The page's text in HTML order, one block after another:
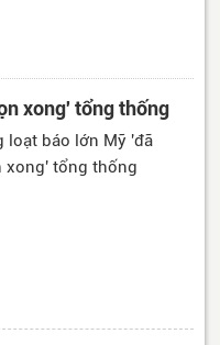
xong' tổng thống
loạt báo lớn Mỹ 'đã
xong' tổng thống